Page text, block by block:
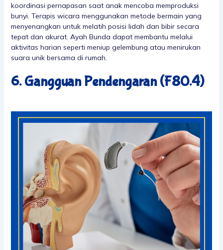
koordinasi pernapasan saat anak mencoba memproduksi
bunyi. Terapis wicara menggunakan metode bermain yang
menyenangkan untuk melatih posisi lidah dan bibir secara
tepat dan akurat. Ayah Bunda dapat membantu melalui
aktivitas harian seperti meniup gelembung atau menirukan
suara unik bersama di rumah.
6. Gangguan Pendengaran (F80.4)